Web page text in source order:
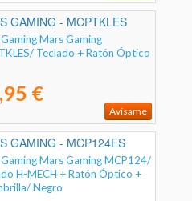
GAMING - MCPTKLES
Mars Gaming
Teclado + Ratón Óptico
€
Avísame
GAMING - MCP124ES
Mars Gaming MCP124/
H-MECH + Ratón Óptico +
Negro